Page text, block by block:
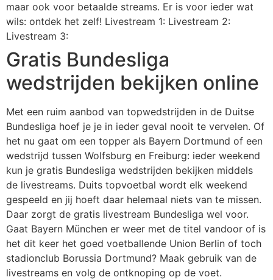
maar ook voor betaalde streams. Er is voor ieder wat
wils: ontdek het zelf! Livestream 1: Livestream 2:
Livestream 3:
Gratis Bundesliga
wedstrijden bekijken online
Met een ruim aanbod van topwedstrijden in de Duitse
Bundesliga hoef je je in ieder geval nooit te vervelen. Of
het nu gaat om een topper als Bayern Dortmund of een
wedstrijd tussen Wolfsburg en Freiburg: ieder weekend
kun je gratis Bundesliga wedstrijden bekijken middels
de livestreams. Duits topvoetbal wordt elk weekend
gespeeld en jij hoeft daar helemaal niets van te missen.
Daar zorgt de gratis livestream Bundesliga wel voor.
Gaat Bayern München er weer met de titel vandoor of is
het dit keer het goed voetballende Union Berlin of toch
stadionclub Borussia Dortmund? Maak gebruik van de
livestreams en volg de ontknoping op de voet.